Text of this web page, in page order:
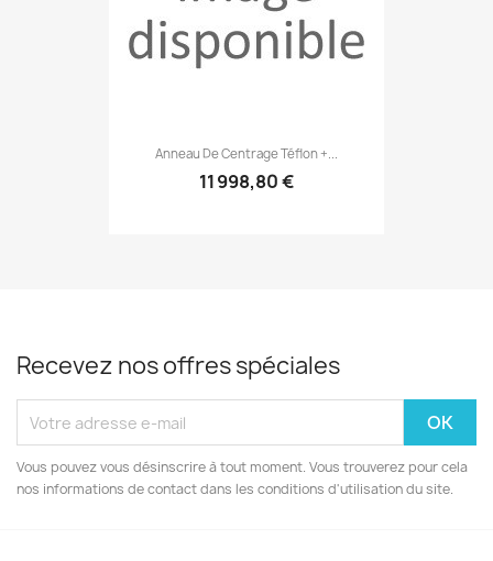
Anneau De Centrage Téflon +...
11 998,80 €
Recevez nos offres spéciales
Vous pouvez vous désinscrire à tout moment. Vous trouverez pour cela
nos informations de contact dans les conditions d'utilisation du site.